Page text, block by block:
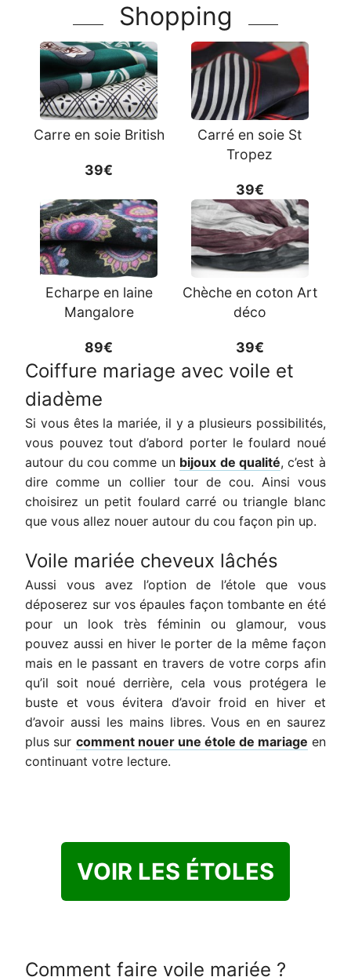
Shopping
Carre en soie British
39€
Carré en soie St
Tropez
39€
Echarpe en laine
Mangalore
89€
Chèche en coton Art
déco
39€
Coiffure mariage avec voile et
diadème
Si vous êtes la mariée, il y a plusieurs possibilités,
vous pouvez tout d’abord porter le foulard noué
autour du cou comme un bijoux de qualité, c’est à
dire comme un collier tour de cou. Ainsi vous
choisirez un petit foulard carré ou triangle blanc
que vous allez nouer autour du cou façon pin up.
Voile mariée cheveux lâchés
Aussi vous avez l’option de l’étole que vous
déposerez sur vos épaules façon tombante en été
pour un look très féminin ou glamour, vous
pouvez aussi en hiver le porter de la même façon
mais en le passant en travers de votre corps afin
qu’il soit noué derrière, cela vous protégera le
buste et vous évitera d’avoir froid en hiver et
d’avoir aussi les mains libres. Vous en en saurez
plus sur comment nouer une étole de mariage en
continuant votre lecture.
VOIR LES ÉTOLES
Comment faire voile mariée ?